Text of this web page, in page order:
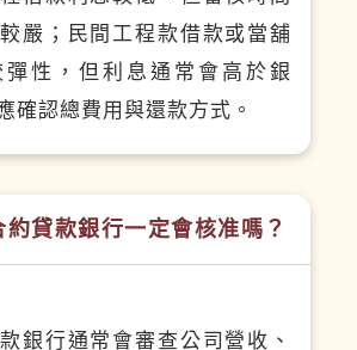
嚴；民間工程款借款或當舖
性，但利息通常會高於銀
確認總費用與還款方式。
約貸款銀行一定會核准嗎？
銀行通常會審查公司營收、